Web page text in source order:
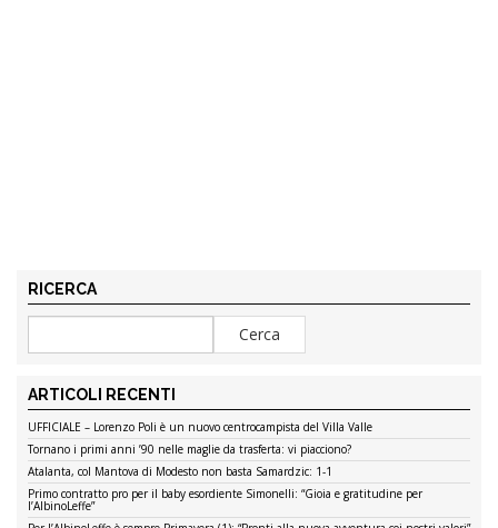
RICERCA
ARTICOLI RECENTI
UFFICIALE – Lorenzo Poli è un nuovo centrocampista del Villa Valle
Tornano i primi anni ’90 nelle maglie da trasferta: vi piacciono?
Atalanta, col Mantova di Modesto non basta Samardzic: 1-1
Primo contratto pro per il baby esordiente Simonelli: “Gioia e gratitudine per
l’AlbinoLeffe”